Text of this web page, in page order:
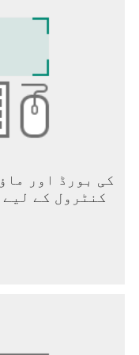
کی بورڈ اور
کنٹرول کے لیے